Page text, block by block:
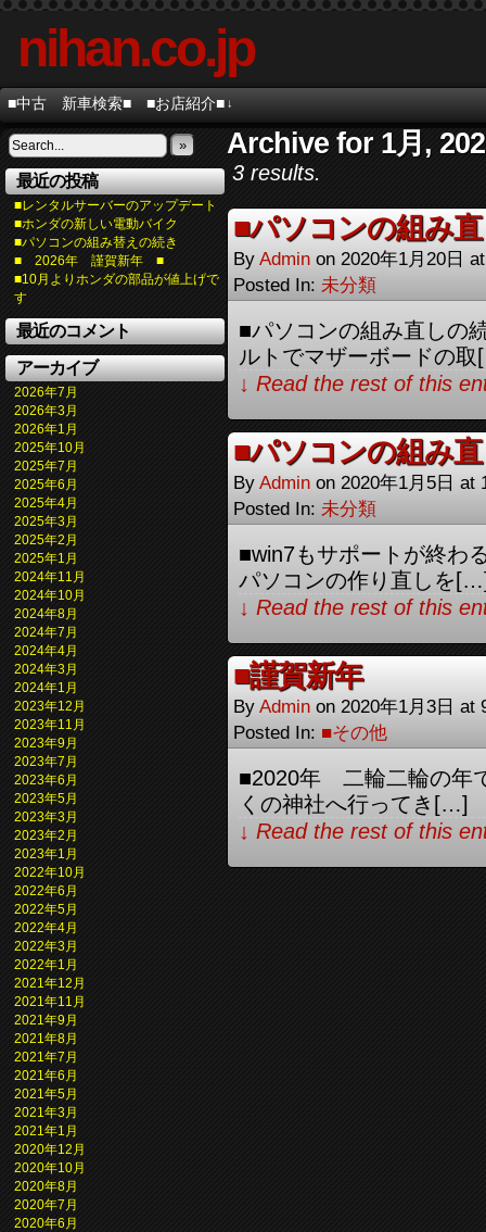
nihan.co.jp
■中古 新車検索■ ■お店紹介■ ↓
»
最近の投稿
■レンタルサーバーのアップデート
■ホンダの新しい電動バイク
■パソコンの組み替えの続き
■ 2026年 謹賀新年 ■
■10月よりホンダの部品が値上げで
す
最近のコメント
アーカイブ
2026年7月
2026年3月
2026年1月
2025年10月
2025年7月
2025年6月
2025年4月
2025年3月
2025年2月
2025年1月
2024年11月
2024年10月
2024年8月
2024年7月
2024年4月
2024年3月
2024年1月
2023年12月
2023年11月
2023年9月
2023年7月
2023年6月
2023年5月
2023年3月
2023年2月
2023年1月
2022年10月
2022年6月
2022年5月
2022年4月
2022年3月
2022年1月
2021年12月
2021年11月
2021年9月
2021年8月
2021年7月
2021年6月
2021年5月
2021年3月
2021年1月
2020年12月
2020年10月
2020年8月
2020年7月
2020年6月
Archive for 1月,
3 results.
■パソコンの組み
By Admin on 2020年1月20日
Posted In: 未分類
■パソコンの組み直しの
ルトでマザーボードの
↓ Read the rest of this
■パソコンの組み
By Admin on 2020年1月5日 at
Posted In: 未分類
■win7もサポートが終わ
パソコンの作り直しを
↓ Read the rest of this
■謹賀新年
By Admin on 2020年1月3日 at
Posted In: ■その他
■2020年 二輪二輪の年
くの神社へ行ってき[…]
↓ Read the rest of this